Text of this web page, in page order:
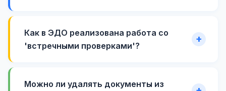
Как в ЭДО реализована работа со
'встречными проверками'?
Можно ли удалять документы из